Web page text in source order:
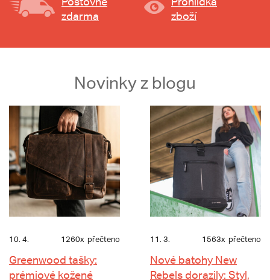
zdarma
zboží
Novinky z blogu
10. 4. 1260x přečteno
Greenwood tašky:
prémiové kožené
11. 3. 1563x přečteno
Nové batohy New
Rebels dorazily: Styl,